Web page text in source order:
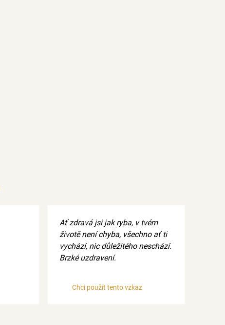
Ať zdravá jsi jak ryba, v tvém
životě není chyba, všechno ať ti
vychází, nic důležitého neschází.
Brzké uzdravení.
Chci použít tento vzkaz